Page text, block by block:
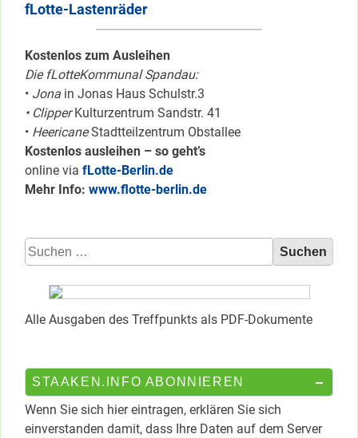
fLotte-Lastenräder
Kostenlos zum Ausleihen
Die fLotteKommunal Spandau:
• Jona in Jonas Haus Schulstr.3
• ClipperKulturzentrum Sandstr. 41
• HeericaneStadtteilzentrum Obstallee
Kostenlos ausleihen – so geht’s
online via fLotte-Berlin.de
Mehr Info: www.flotte-berlin.de
Suchen
nach:
Alle Ausgaben des Treffpunkts als PDF-Dokumente
STAAKEN.INFO ABONNIEREN
Wenn Sie sich hier eintragen, erklären Sie sich
einverstanden damit, dass Ihre Daten auf dem Server